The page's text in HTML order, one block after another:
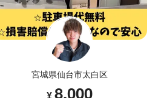
宮城県仙台市太白区
8,000